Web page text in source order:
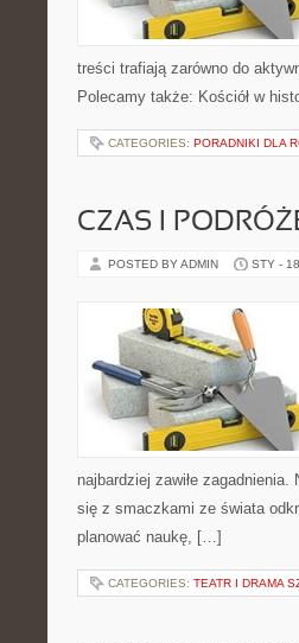
treści trafiają zarówno do
Polecamy także: Kościół w
CATEGORIES: PORADNIKI DLA
CZAS I
POSTED BY ADMIN STY -
najbardziej zawiłe
się z smaczkami ze świata
planować naukę, […]
CATEGORIES: TEATR I DRAMA